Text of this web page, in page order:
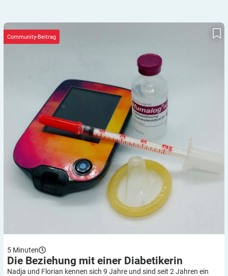
Community-Beitrag
5 Minuten
Die Beziehung mit einer Diabetikerin
Nadja und Florian kennen sich 9 Jahre und sind seit 2 Jahren ein